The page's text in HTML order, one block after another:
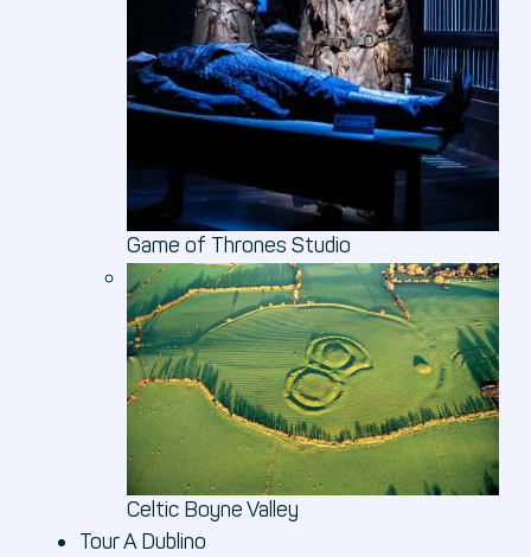
Game of Thrones Studio
Celtic Boyne Valley
Tour A Dublino